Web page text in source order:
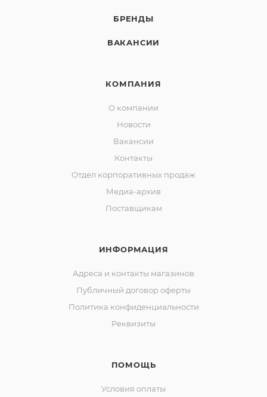
БРЕНДЫ
ВАКАНСИИ
КОМПАНИЯ
О компании
Новости
Вакансии
Контакты
Отдел корпоративных продаж
Медиа-архив
Поставщикам
ИНФОРМАЦИЯ
Адреса и контакты магазинов
Публичный договор оферты
Политика конфиденциальности
Реквизиты
ПОМОЩЬ
Условия оплаты